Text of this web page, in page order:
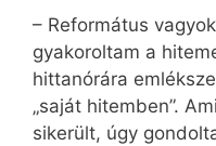
– Református
gyakoroltam a
hittanórára
„saját hitemben”.
sikerült, úgy